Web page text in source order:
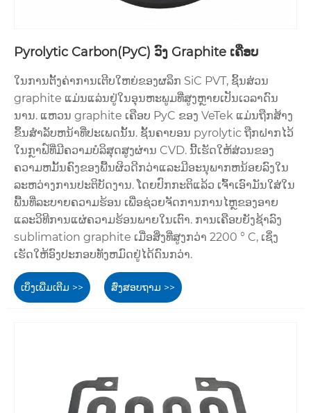
Pyrolytic Carbon(PyC) ວົງ Graphite ເຄືອບ
ໃນການຕັ້ງຄ່າການເຕີບໃຫຍ່ຂອງຜລຶກ SiC PVT, ຊິ້ນສ່ວນ
graphite ແມ່ນແລ່ນຢູ່ໃນອຸນຫະພູມທີ່ສູງຫຼາຍເປັນເວລາດົນ
ນານ. ແຫວນ graphite ເຄືອບ PyC ຂອງ VeTek ແມ່ນຖືກສ້າງ
ຂຶ້ນສໍາລັບຫນ້າທີ່ປະເພດນັ້ນ. ຊັ້ນຄາບອນ pyrolytic ຖືກຝາກໄວ້
ໃນກຼາຟ໌ທີ່ມີຄວາມບໍລິສຸດສູງຜ່ານ CVD. ນີ້ເຮັດໃຫ້ສ່ວນຂອງ
ຄວາມຫມັ້ນຄົງຂອງພື້ນຜິວດີກວ່າແລະມີອະນຸພາກຫນ້ອຍລົງໃນ
ລະຫວ່າງການປະຕິບັດງານ. ໂດຍປົກກະຕິແລ້ວ ເຈົ້າເອົາມັນໃສ່ໃນ
ພື້ນທີ່ລະບາຍຄວາມຮ້ອນ ເພື່ອຊ່ວຍຈັດການການໄຫຼຂອງອາຍ
ແລະວິທີການແຜ່ຄວາມຮ້ອນພາຍໃນເຕົາ. ການເຄືອບຍັງຊ້າລົງ
sublimation graphite ເມື່ອສິ່ງທີ່ສູງກວ່າ 2200 ° C, ເຊິ່ງ
ເຮັດໃຫ້ອົງປະກອບທັງຫມົດຢູ່ໄດ້ດົນກວ່າ.
ເບິ່ງເພີ່ມເຕີມ >> ສົ່ງສອບຖາມ >>